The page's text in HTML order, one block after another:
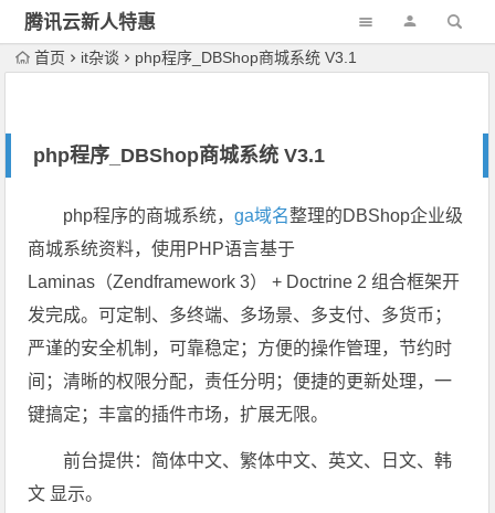
腾讯云新人特惠
首页 it杂谈 php程序_DBShop商城系统 V3.1
php程序_DBShop商城系统 V3.1
php程序的商城系统，ga域名整理的DBShop企业级
商城系统资料，使用PHP语言基于
Laminas（Zendframework 3） + Doctrine 2 组合框架开
发完成。可定制、多终端、多场景、多支付、多货币；
严谨的安全机制，可靠稳定；方便的操作管理，节约时
间；清晰的权限分配，责任分明；便捷的更新处理，一
键搞定；丰富的插件市场，扩展无限。
前台提供：简体中文、繁体中文、英文、日文、韩
文 显示。